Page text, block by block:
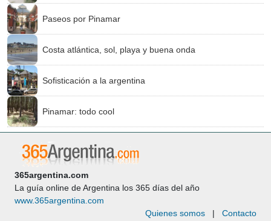
Paseos por Pinamar
Costa atlántica, sol, playa y buena onda
Sofisticación a la argentina
Pinamar: todo cool
365argentina.com
La guía online de Argentina los 365 días del año
www.365argentina.com
Quienes somos | Contacto